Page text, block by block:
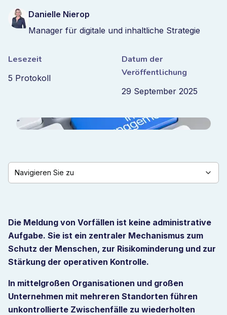
Danielle Nierop
Manager für digitale und inhaltliche Strategie
Lesezeit
5 Protokoll
Datum der
Veröffentlichung
29 September 2025
Navigieren Sie zu
Die Meldung von Vorfällen ist keine administrative
Aufgabe. Sie ist ein zentraler Mechanismus zum
Schutz der Menschen, zur Risikominderung und zur
Stärkung der operativen Kontrolle.
In mittelgroßen Organisationen und großen
Unternehmen mit mehreren Standorten führen
unkontrollierte Zwischenfälle zu wiederholten